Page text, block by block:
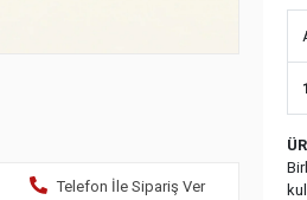
Telefon İle Sipariş Ver